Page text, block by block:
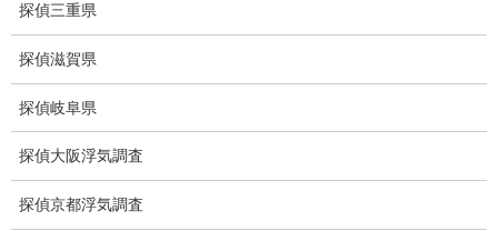
盗撮器
盗撮調査愛知県
電磁波測定調査
探偵三重県
探偵滋賀県
探偵岐阜県
探偵大阪浮気調査
探偵京都浮気調査